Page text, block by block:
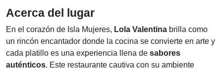
Acerca del lugar
En el corazón de Isla Mujeres, Lola Valentina brilla como
un rincón encantador donde la cocina se convierte en arte y
cada platillo es una experiencia llena de sabores
auténticos. Este restaurante cautiva con su ambiente